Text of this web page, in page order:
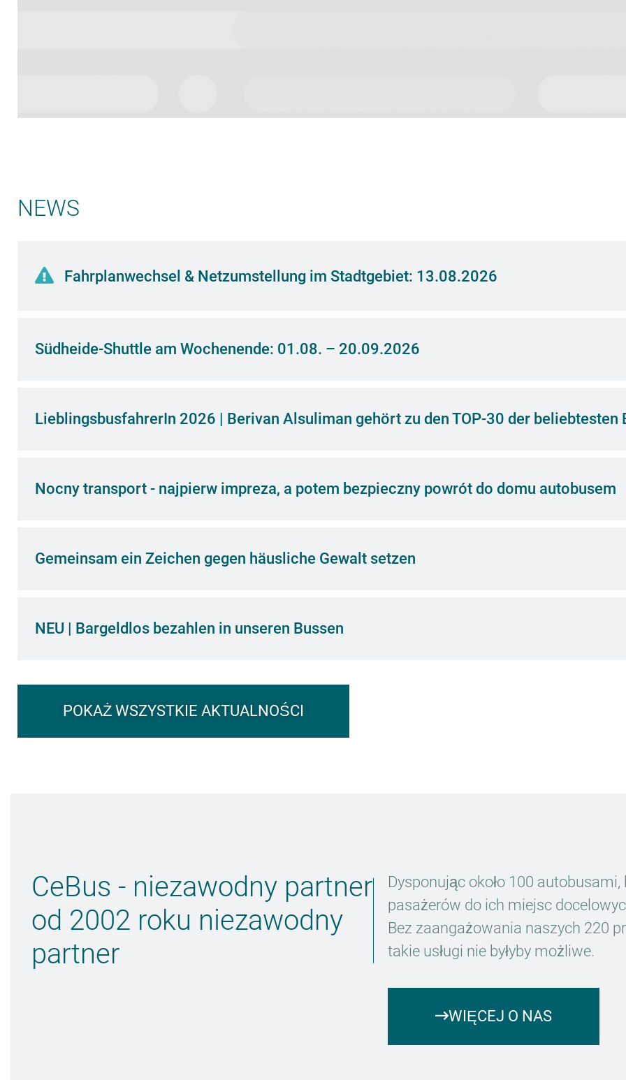
Teraz dostępne u nas!
NEWS
Fahrplanwechsel & Netzumstellung im Stadtgebiet: 13.08.2026
Südheide-Shuttle am Wochenende: 01.08. – 20.09.2026
LieblingsbusfahrerIn 2026 | Berivan Alsuliman gehört zu den TOP-30 der beliebtesten
Nocny transport - najpierw impreza, a potem bezpieczny powrót do domu autobusem
Gemeinsam ein Zeichen gegen häusliche Gewalt setzen
NEU | Bargeldlos bezahlen in unseren Bussen
POKAŻ WSZYSTKIE AKTUALNOŚCI
CeBus - niezawodny partner
od 2002 roku niezawodny
partner
Dysponując około 100
pasażerów do ich miejsc
Bez zaangażowania naszych 220
takie usługi nie byłyby możliwe.
WIĘCEJ O NAS